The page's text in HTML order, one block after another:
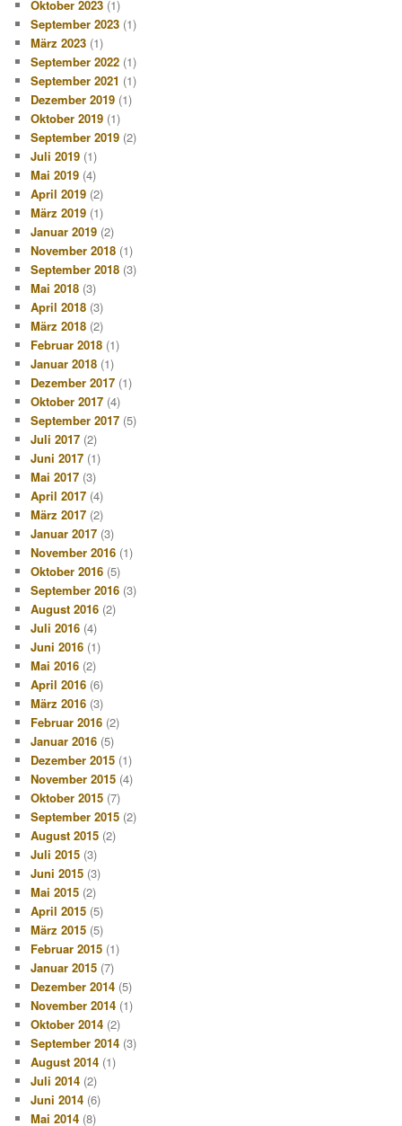
Oktober 2023 (1)
September 2023 (1)
März 2023 (1)
September 2022 (1)
September 2021 (1)
Dezember 2019 (1)
Oktober 2019 (1)
September 2019 (2)
Juli 2019 (1)
Mai 2019 (4)
April 2019 (2)
März 2019 (1)
Januar 2019 (2)
November 2018 (1)
September 2018 (3)
Mai 2018 (3)
April 2018 (3)
März 2018 (2)
Februar 2018 (1)
Januar 2018 (1)
Dezember 2017 (1)
Oktober 2017 (4)
September 2017 (5)
Juli 2017 (2)
Juni 2017 (1)
Mai 2017 (3)
April 2017 (4)
März 2017 (2)
Januar 2017 (3)
November 2016 (1)
Oktober 2016 (5)
September 2016 (3)
August 2016 (2)
Juli 2016 (4)
Juni 2016 (1)
Mai 2016 (2)
April 2016 (6)
März 2016 (3)
Februar 2016 (2)
Januar 2016 (5)
Dezember 2015 (1)
November 2015 (4)
Oktober 2015 (7)
September 2015 (2)
August 2015 (2)
Juli 2015 (3)
Juni 2015 (3)
Mai 2015 (2)
April 2015 (5)
März 2015 (5)
Februar 2015 (1)
Januar 2015 (7)
Dezember 2014 (5)
November 2014 (1)
Oktober 2014 (2)
September 2014 (3)
August 2014 (1)
Juli 2014 (2)
Juni 2014 (6)
Mai 2014 (8)